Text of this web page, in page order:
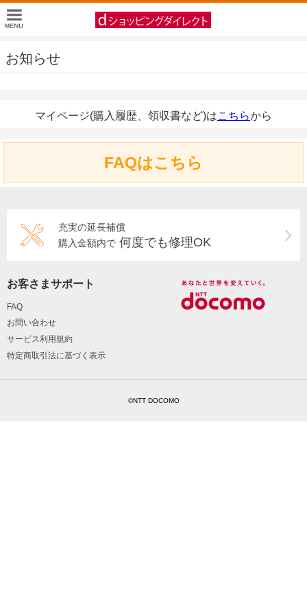
お知らせ
マイページ(購入履歴、領収書など)はこちらから
FAQはこちら
充実の延長補償
購入金額内で 何度でも修理OK
お客さまサポート
FAQ
お問い合わせ
サービス利用規約
特定商取引法に基づく表示
©NTT DOCOMO